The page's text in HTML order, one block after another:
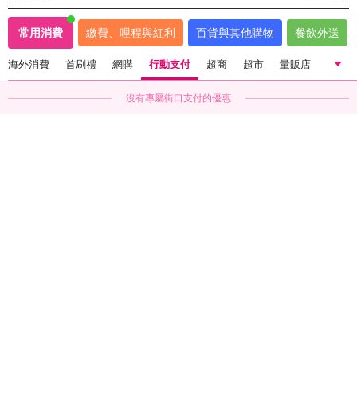
常用消費 繳費、哩程與紅利 百貨與其他購物 餐飲外送
國內一般消費 海外消費 首刷禮 網購 行動支付
海外消費 首刷禮 網購 行動支付 超商 超市 量販店
沒有專屬街口支付的優惠